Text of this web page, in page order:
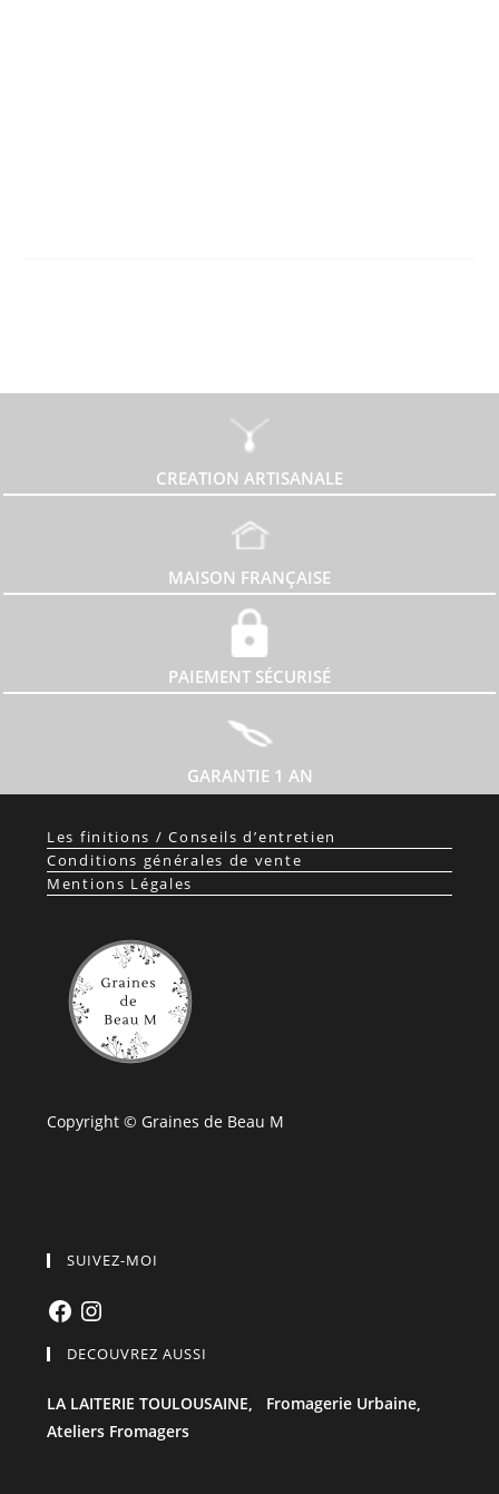
CREATION ARTISANALE
MAISON FRANÇAISE
PAIEMENT SÉCURISÉ
GARANTIE 1 AN
Les finitions / Conseils d’entretien
Conditions générales de vente
Mentions Légales
Copyright © Graines de Beau M
SUIVEZ-MOI
FacebookInstagram
DECOUVREZ AUSSI
LA LAITERIE TOULOUSAINE, Fromagerie Urbaine,
Ateliers Fromagers